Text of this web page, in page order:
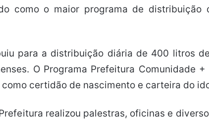
como o maior programa de
para a distribuição diária de 400 litros
O Programa Prefeitura Comunidade
certidão de nascimento e carteira do
realizou palestras, oficinas e